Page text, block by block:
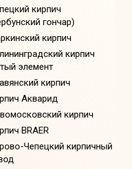
кирпич
гончар)
кирпич
кирпич
элемент
кирпич
Акварид
кирпич
BRAER
Чепецкий кирпичный